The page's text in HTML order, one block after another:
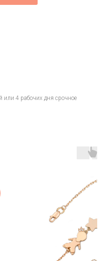
или 4 рабочих дня срочное